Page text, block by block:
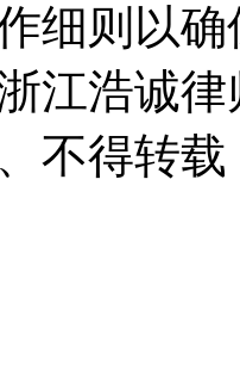
细则以
江浩诚
不得转载